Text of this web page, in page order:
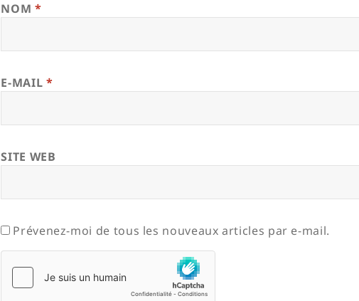
NOM *
E-MAIL *
SITE WEB
Prévenez-moi de tous les nouveaux articles par e-mail.